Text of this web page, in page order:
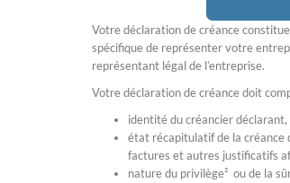
Votre déclaration de créance
spécifique de représenter votre
représentant légal de l’entreprise.
Votre déclaration de créance doit
identité du créancier déclarant,
état récapitulatif de la créance
factures et autres justificatifs
nature du privilège² ou de la